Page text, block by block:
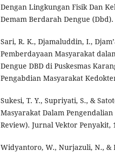
Dengan Lingkungan Fisik Dan
Demam Berdarah Dengue
Sari, R. K., Djamaluddin, I.,
Pemberdayaan Masyarakat
Dengue DBD di Puskesmas
Pengabdian Masyarakat
Sukesi, T. Y., Supriyati, S., &
Masyarakat Dalam
Review). Jurnal Vektor Penyakit,
Widyantoro, W., Nurjazuli, N., &